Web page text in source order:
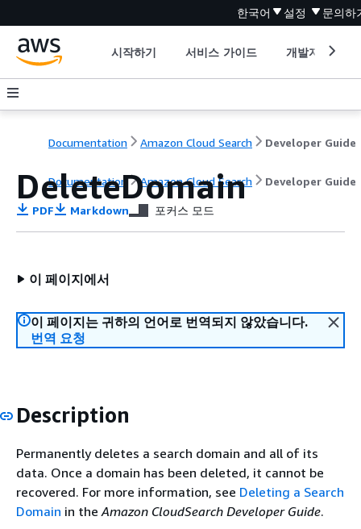
한국어 설정 문의하
시작하기 서비스 가이드 개발자 도구
Documentation Amazon Cloud Search Developer Guide
Documentation Amazon Cloud Search Developer Guide
DeleteDomain
PDF Markdown 포커스 모드
이 페이지에서
이 페이지는 귀하의 언어로 번역되지 않았습니다.
번역 요청
Description
Permanently deletes a search domain and all of its
data. Once a domain has been deleted, it cannot be
recovered. For more information, see Deleting a Search
Domain in the Amazon CloudSearch Developer Guide.